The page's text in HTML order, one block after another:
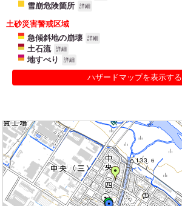
雪崩危険箇所 詳細
土砂災害警戒区域
急傾斜地の崩壊
詳細
土石流 詳細
地すべり 詳細
ハザードマップを表示する